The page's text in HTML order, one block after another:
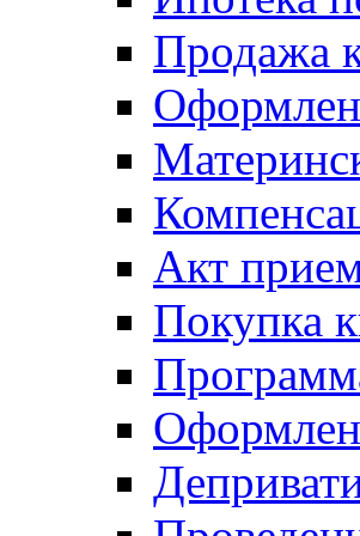
Продажа
Акт
Покупка